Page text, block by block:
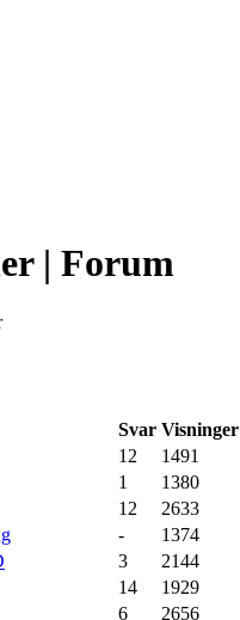
| Forum
Svar Visninger
12 1491
1 1380
12 2633
- 1374
3 2144
14 1929
6 2656